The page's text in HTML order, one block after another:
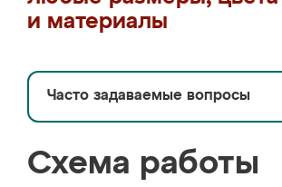
и материалы
Часто задаваемые вопросы
Схема работы